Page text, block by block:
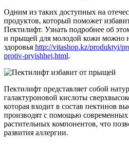
Одним из таких доступных на
продуктов, который поможет
Пектилифт. Узнать подробнее об
и прыщей для молодой кожи можно
здоровья http://vitashop.kz/produktyi/
protiv-pryishhej.html.
Пектилифт представляет собой
галактуроновой кислоты
которая входит в состав пектинов
производят с помощью современных
растительных компонентов, что
развития аллергии.